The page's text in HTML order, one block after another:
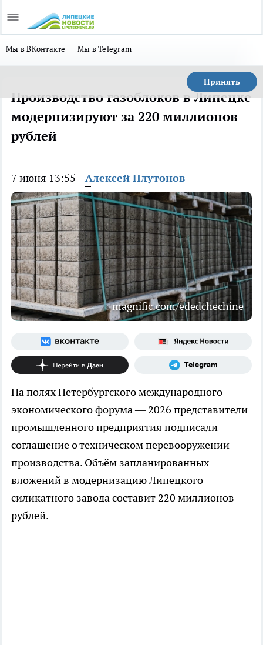
Мы в ВКонтакте Мы в Telegram
Принять
Производство газоблоков в Липецке
модернизируют за 220 миллионов
рублей
7 июня 13:55 Алексей Плутонов
magnific.com/ededchechine
На полях Петербургского международного
экономического форума — 2026 представители
промышленного предприятия подписали
соглашение о техническом перевооружении
производства. Объём запланированных
вложений в модернизацию Липецкого
силикатного завода составит 220 миллионов
рублей.